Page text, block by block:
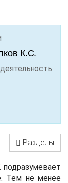
К.С.
Разделы
Тем не менее